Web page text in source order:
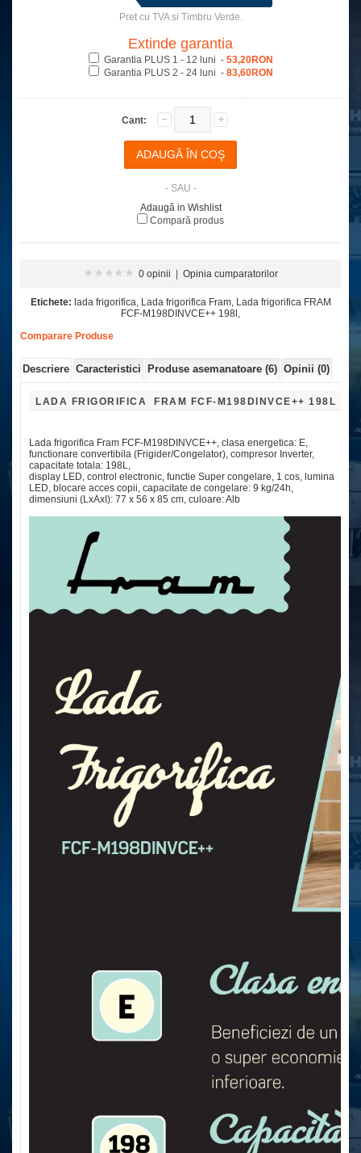
Pret cu TVA si Timbru Verde.
Extinde garantia
Garantia PLUS 1 - 12 luni - 53,20RON
Garantia PLUS 2 - 24 luni - 83,60RON
Cant:
- SAU -
Adaugă in Wishlist
Compară produs
0 opinii Opinia cumparatorilor
Etichete: lada frigorifica, Lada frigorifica Fram, Lada frigorifica FRAM
FCF-M198DINVCE++ 198l ,
Comparare Produse
Descriere Caracteristici Produse asemanatoare (6) Opinii (0)
LADA FRIGORIFICA FRAM FCF-M198DINVCE++ 198L
Lada frigorifica Fram FCF-M198DINVCE++, clasa energetica: E,
functionare convertibila (Frigider/Congelator), compresor Inverter,
capacitate totala: 198L,
display LED, control electronic, functie Super congelare, 1 cos, lumina
LED, blocare acces copii, capacitate de congelare: 9 kg/24h,
dimensiuni (LxAxI): 77 x 56 x 85 cm, culoare: Alb